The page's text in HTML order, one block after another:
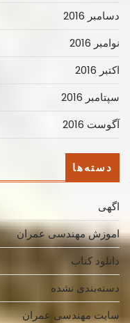
دسامبر 2016
نوامبر 2016
اکتبر 2016
سپتامبر 2016
آگوست 2016
دسته‌ها
اگهی
اموزش مهندسی عمران
دانلود کتاب
دسته‌بندی نشده
سایت مهندسی عمران